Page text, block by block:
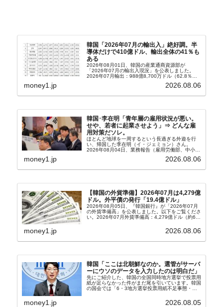
韓国「2026年07月の輸出入」絶好調。半
導体だけで410億ドル、輸出全体の41％も
ある
2026年08月01日、韓国の産業通商資源部が
「2026年07月の輸出入現況」を公表しました。
2026年07月輸出：988億8,700万ドル（62.8％）
money1.jp 2026.08.06
韓国･李在明「青年層の雇用状況が悪い。
せや、若者に起業させよう」⇒ どんな雇
用対策だソレ。
ほとんど地球を一周するという長過ぎる外遊を行
い、帰国した李在明（イ・ジェミョン）さん。
2026年08月04日、業務報告（雇用労働部、中小ベ
上、韓国大統領に成りおおせた李在明（イ・ジェミ
money1.jp 2026.08.06
【韓国の外貨準備】2026年07月は4,279億
ドル。外平債の発行「19.4億ドル」
2026年08月05日、『韓国銀行』が「2026年07月
の外貨準備高」を公表しました。以下をご覧くださ
い。2026年07月外貨準備高：4,279億ドル（約67
money1.jp 2026.08.06
韓国「ここは北朝鮮なのか。選管がサーバ
ーにウソのデータを入力したのは明白だ」
先にご紹介した、韓国の全国同時地方選挙で投票用
紙が足らなかった件がまだ尾を引いています。韓国
の国会では「6・3地方選挙投票用紙不足事態・国
す。『国民の力』の朱晋佑（チュ・ジヌ）議員はそ
money1.jp 2026.08.05